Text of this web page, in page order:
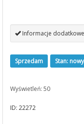
Informacje
Sprzedam Stan: nowy
Wyświetleń: 50
ID: 22272